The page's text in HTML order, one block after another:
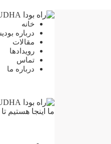
خانه
درباره
مقالات
رویدادها
تماس
درباره ما
ما اینجا هستیم